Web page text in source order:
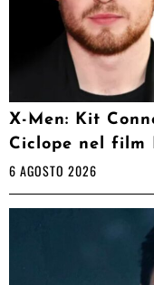
X-Men: Kit
Ciclope nel film
6 AGOSTO 2026